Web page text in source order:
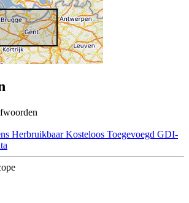
Herbruikbaar Kosteloos Toegevoegd GDI-